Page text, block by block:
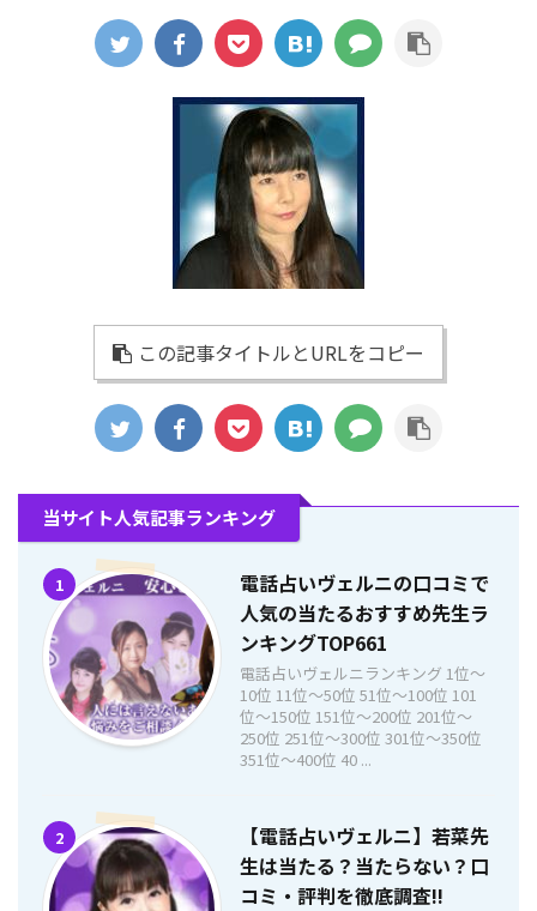
この記事タイトルとURLをコピー
当サイト人気記事ランキング
1
電話占いヴェルニの口コミで
人気の当たるおすすめ先生ラ
ンキングTOP661
電話占いヴェルニランキング 1位〜
10位 11位〜50位 51位〜100位 101
位〜150位 151位〜200位 201位〜
250位 251位〜300位 301位〜350位
351位〜400位 40 ...
2
【電話占いヴェルニ】若菜先
生は当たる？当たらない？口
コミ・評判を徹底調査!!